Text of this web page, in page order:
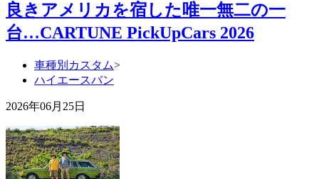
良きアメリカを宿した唯一無二の一
台…CARTUNE PickUpCars 2026
車種別カスタム>
ハイエースバン
2026年06月25日